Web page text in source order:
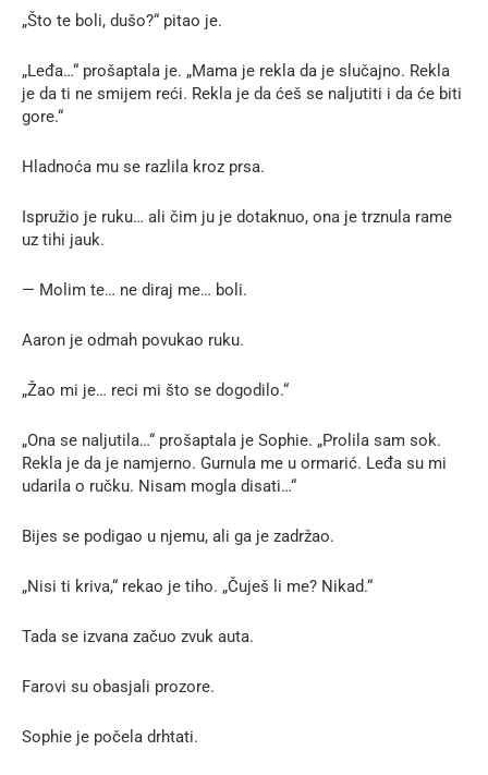
„Što te boli, dušo?“ pitao je.
„Leđa…“ prošaptala je. „Mama je rekla da je slučajno. Rekla
je da ti ne smijem reći. Rekla je da ćeš se naljutiti i da će biti
gore.“
Hladnoća mu se razlila kroz prsa.
Ispružio je ruku… ali čim ju je dotaknuo, ona je trznula rame
uz tihi jauk.
— Molim te… ne diraj me… boli.
Aaron je odmah povukao ruku.
„Žao mi je… reci mi što se dogodilo.“
„Ona se naljutila…“ prošaptala je Sophie. „Prolila sam sok.
Rekla je da je namjerno. Gurnula me u ormarić. Leđa su mi
udarila o ručku. Nisam mogla disati…“
Bijes se podigao u njemu, ali ga je zadržao.
„Nisi ti kriva,“ rekao je tiho. „Čuješ li me? Nikad.“
Tada se izvana začuo zvuk auta.
Farovi su obasjali prozore.
Sophie je počela drhtati.